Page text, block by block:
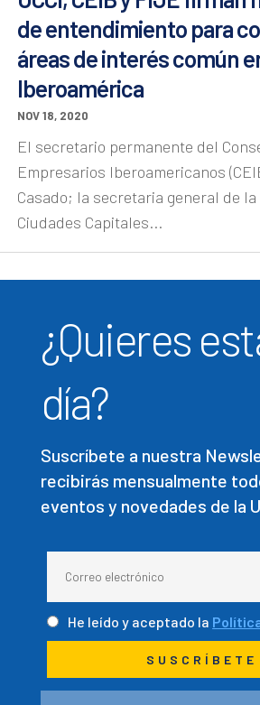
de entendimiento para
áreas de interés común
Iberoamérica
NOV 18, 2020
El secretario permanente del
Empresarios Iberoamericanos
Casado; la secretaria general de la
Ciudades Capitales...
¿Quieres
día?
Suscríbete a nuestra
recibirás mensualmente
eventos y novedades de la
He leído y aceptado la